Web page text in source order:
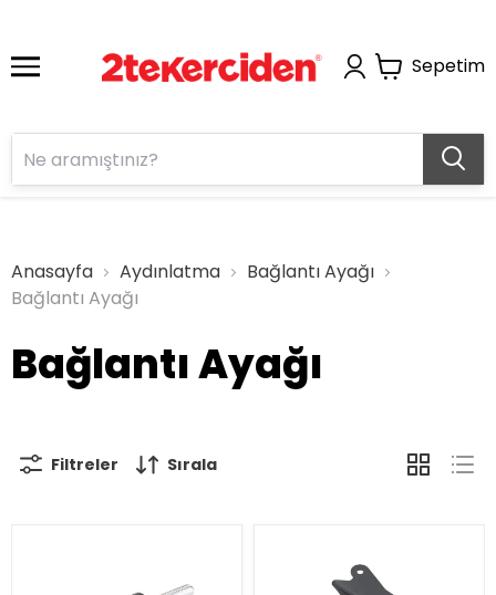
Sepetim
Anasayfa Aydınlatma
Bağlantı Ayağı
Bağlantı Ayağı
Bağlantı Ayağı
Filtreler Sırala